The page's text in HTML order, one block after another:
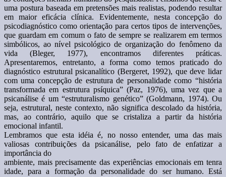
uma postura baseada em pretensões mais realistas, podendo resultar
em maior eficácia clínica. Evidentemente, nesta concepção do
psicodiagnóstico como orientação para certos tipos de intervenções,
que guardam em comum o fato de sempre se realizarem em termos
simbólicos, ao nível psicológico de organização do fenômeno da
vida (Bleger, 1977), encontramos diferentes práticas.
Apresentaremos, entretanto, a forma como temos praticado do
diagnóstico estrutural psicanalítico (Bergeret, 1992), que deve lidar
com uma concepção de estrutura de personalidade como “história
transformada em estrutura psíquica” (Paz, 1976), uma vez que a
psicanálise é um “estruturalismo genético” (Goldmann, 1974). Ou
seja, estrutural, neste contexto, não significa descolado da história,
mas, ao contrário, aquilo que se cristaliza a partir da história
emocional infantil.
Lembramos que esta idéia é, no nosso entender, uma das mais
valiosas contribuições da psicanálise, pelo fato de enfatizar a
importância do
ambiente, mais precisamente das experiências emocionais em tenra
idade, para a formação da personalidade do ser humano. Está